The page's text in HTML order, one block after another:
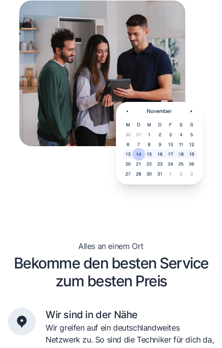
Alles an einem Ort
Bekomme den besten Service
zum besten Preis
Wir sind in der Nähe
Wir greifen auf ein deutschlandweites
Netzwerk zu. So sind die Techniker für dich da,